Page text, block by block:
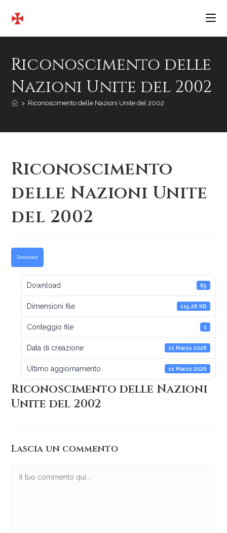
Riconoscimento delle
Nazioni Unite del 2002
> Riconoscimento delle Nazioni Unite del 2002
Riconoscimento
delle Nazioni Unite
del 2002
Download
Download 65
Dimensioni file 115.26 KB
Conteggio file 1
Data di creazione 11 Marzo 2026
Ultimo aggiornamento 11 Marzo 2026
Riconoscimento delle Nazioni
Unite del 2002
Lascia un commento